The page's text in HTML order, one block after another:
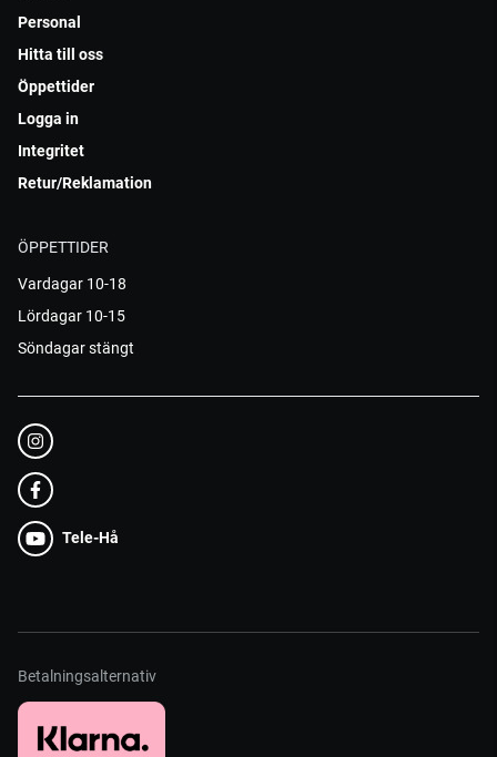
Personal
Hitta till oss
Öppettider
Logga in
Integritet
Retur/Reklamation
ÖPPETTIDER
Vardagar 10-18
Lördagar 10-15
Söndagar stängt
Tele-Hå
Betalningsalternativ